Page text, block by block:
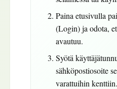
Paina etusivulla
(Login) ja odota,
avautuu.
Syötä
sähköpostiosoite
varattuihin kenttiin.